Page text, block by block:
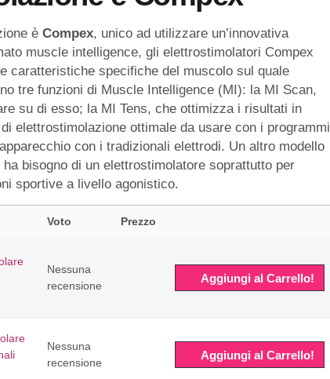
è Compex, unico ad utilizzare un’innovativa
muscle intelligence, gli elettrostimolatori Compex
caratteristiche specifiche del muscolo sul quale
tre funzioni di Muscle Intelligence (MI): la MI Scan,
su di esso; la MI Tens, che ottimizza i risultati in
elettrostimolazione ottimale da usare con i programmi
con i tradizionali elettrodi. Un altro modello
bisogno di un elettrostimolatore soprattutto per
sportive a livello agonistico.
Voto Prezzo
Nessuna
recensione
Aggiungi al Carrello!
Nessuna
recensione
Aggiungi al Carrello!